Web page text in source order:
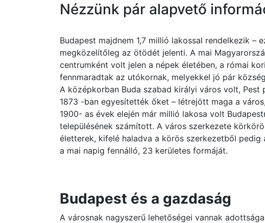
Nézzünk pár alapvető
Budapest majdnem 1,7 millió lakossal rendelkezik –
megközelítőleg az ötödét jelenti. A mai
centrumként volt jelen a népek életében, a római
fennmaradtak az utókornak, melyekkel jó pár
A középkorban Buda szabad királyi város volt, Pest
1873 -ban egyesítették őket – létrejött maga a
1900- as évek elején már millió lakosa volt
településének számított. A város szerkezete
életterek, kifelé haladva a körös szerkezetből
a mai napig fennálló, 23 kerületes formáját.
Budapest és a gazdaság
A városnak nagyszerű lehetőségei vannak